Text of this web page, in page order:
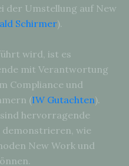
der Umstellung auf New
Schirmer).
wird, ist es
mit Verantwortung
Compliance und
(IW Gutachten).
hervorragende
wie
New Work und